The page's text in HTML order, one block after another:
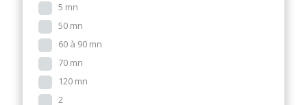
5 mn
50 mn
60 à 90 mn
70 mn
120 mn
2